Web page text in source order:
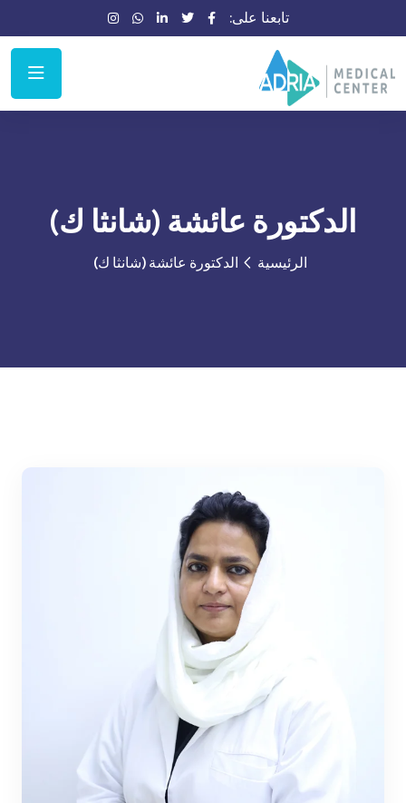
تابعنا على:
الدكتورة عائشة (شانثا ك)
الرئيسية الدكتورة عائشة (شانثا ك)